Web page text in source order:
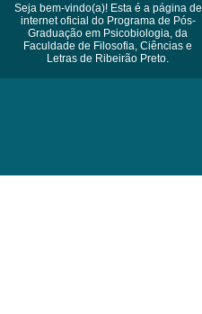
Seja bem-vindo(a)! Esta é a página de
internet oficial do Programa de Pós-
Graduação em Psicobiologia, da
Faculdade de Filosofia, Ciências e
Letras de Ribeirão Preto.